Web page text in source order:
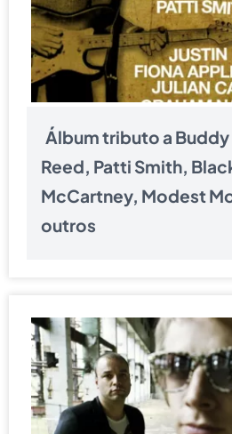
Álbum tributo a Buddy
Reed, Patti Smith,
McCartney, Modest
outros